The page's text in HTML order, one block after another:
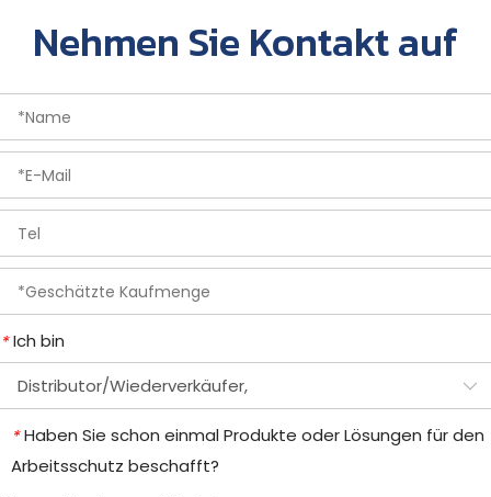
Nehmen Sie Kontakt auf
* Ich bin
* Haben Sie schon einmal Produkte oder Lösungen für den
Arbeitsschutz beschafft?